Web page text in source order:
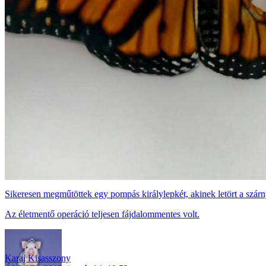
Sikeresen megműtöttek egy pompás királylepkét, akinek letört a
Az életmentő operáció teljesen fájdalommentes volt.
Karaj Kisasszony